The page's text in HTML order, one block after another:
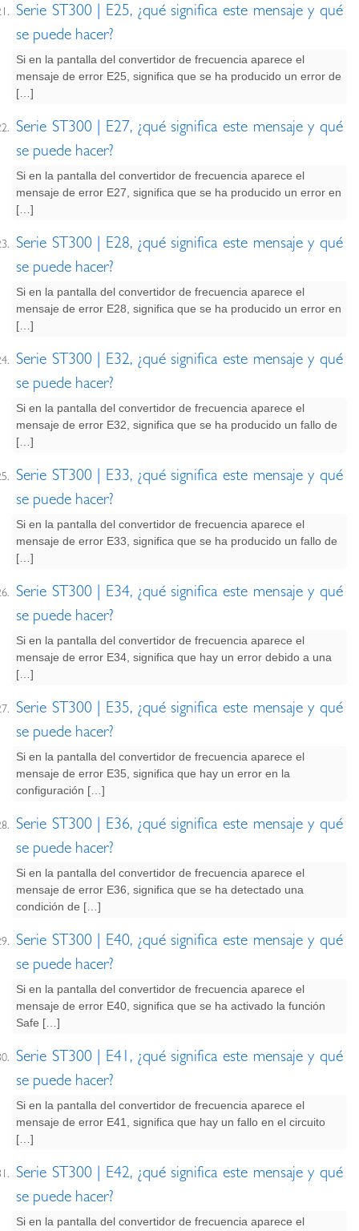
Serie ST300 | E25, ¿qué significa este mensaje y qué
se puede hacer?
Si en la pantalla del convertidor de frecuencia aparece el
mensaje de error E25, significa que se ha producido un error de
[…]
Serie ST300 | E27, ¿qué significa este mensaje y qué
se puede hacer?
Si en la pantalla del convertidor de frecuencia aparece el
mensaje de error E27, significa que se ha producido un error en
[…]
Serie ST300 | E28, ¿qué significa este mensaje y qué
se puede hacer?
Si en la pantalla del convertidor de frecuencia aparece el
mensaje de error E28, significa que se ha producido un error en
[…]
Serie ST300 | E32, ¿qué significa este mensaje y qué
se puede hacer?
Si en la pantalla del convertidor de frecuencia aparece el
mensaje de error E32, significa que se ha producido un fallo de
[…]
Serie ST300 | E33, ¿qué significa este mensaje y qué
se puede hacer?
Si en la pantalla del convertidor de frecuencia aparece el
mensaje de error E33, significa que se ha producido un fallo de
[…]
Serie ST300 | E34, ¿qué significa este mensaje y qué
se puede hacer?
Si en la pantalla del convertidor de frecuencia aparece el
mensaje de error E34, significa que hay un error debido a una
[…]
Serie ST300 | E35, ¿qué significa este mensaje y qué
se puede hacer?
Si en la pantalla del convertidor de frecuencia aparece el
mensaje de error E35, significa que hay un error en la
configuración […]
Serie ST300 | E36, ¿qué significa este mensaje y qué
se puede hacer?
Si en la pantalla del convertidor de frecuencia aparece el
mensaje de error E36, significa que se ha detectado una
condición de […]
Serie ST300 | E40, ¿qué significa este mensaje y qué
se puede hacer?
Si en la pantalla del convertidor de frecuencia aparece el
mensaje de error E40, significa que se ha activado la función
Safe […]
Serie ST300 | E41, ¿qué significa este mensaje y qué
se puede hacer?
Si en la pantalla del convertidor de frecuencia aparece el
mensaje de error E41, significa que hay un fallo en el circuito
[…]
Serie ST300 | E42, ¿qué significa este mensaje y qué
se puede hacer?
Si en la pantalla del convertidor de frecuencia aparece el